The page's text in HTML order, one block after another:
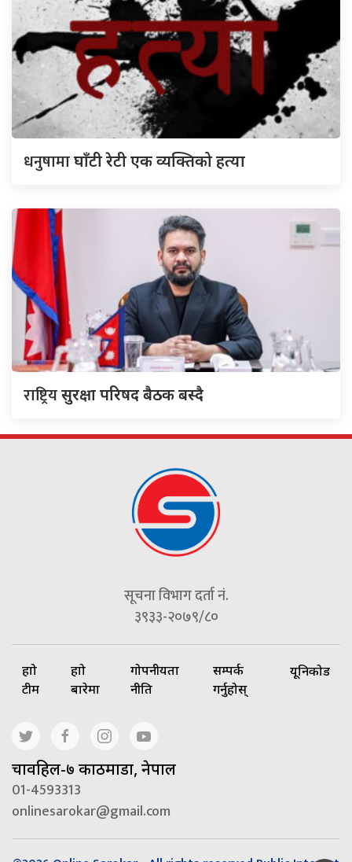
धनुषामाघाँटी रेटी एक व्यक्तिको हत्या
राष्ट्रियसुरक्षा परिषद बैठक बस्दै
सूचना विभाग दर्ता नं.
३९३३-२०७९/८०
हाम्रो
टीम
हाम्रो
बारेमा
गोपनीयता
नीति
सम्पर्क
गर्नुहोस्
यूनिकोड
चावहिल-७ काठमाडौं, नेपाल
01-4593313
onlinesarokar@gmail.com